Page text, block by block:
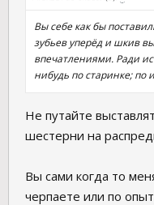
Вы себе как бы
зубьев уперёд и шкив
впечатлениями. Ради
нибудь по старинке; по
Не путайте
шестерни на
Вы сами когда то
черпаете или по